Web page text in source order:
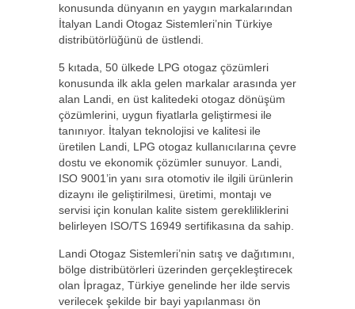
konusunda dünyanın en yaygın markalarından
İtalyan Landi Otogaz Sistemleri’nin Türkiye
distribütörlüğünü de üstlendi.
5 kıtada, 50 ülkede LPG otogaz çözümleri
konusunda ilk akla gelen markalar arasında yer
alan Landi, en üst kalitedeki otogaz dönüşüm
çözümlerini, uygun fiyatlarla geliştirmesi ile
tanınıyor. İtalyan teknolojisi ve kalitesi ile
üretilen Landi, LPG otogaz kullanıcılarına çevre
dostu ve ekonomik çözümler sunuyor. Landi,
ISO 9001’in yanı sıra otomotiv ile ilgili ürünlerin
dizaynı ile geliştirilmesi, üretimi, montajı ve
servisi için konulan kalite sistem gerekliliklerini
belirleyen ISO/TS 16949 sertifikasına da sahip.
Landi Otogaz Sistemleri’nin satış ve dağıtımını,
bölge distribütörleri üzerinden gerçekleştirecek
olan İpragaz, Türkiye genelinde her ilde servis
verilecek şekilde bir bayi yapılanması ön